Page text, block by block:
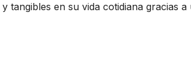
y tangibles en su vida cotidiana gracias